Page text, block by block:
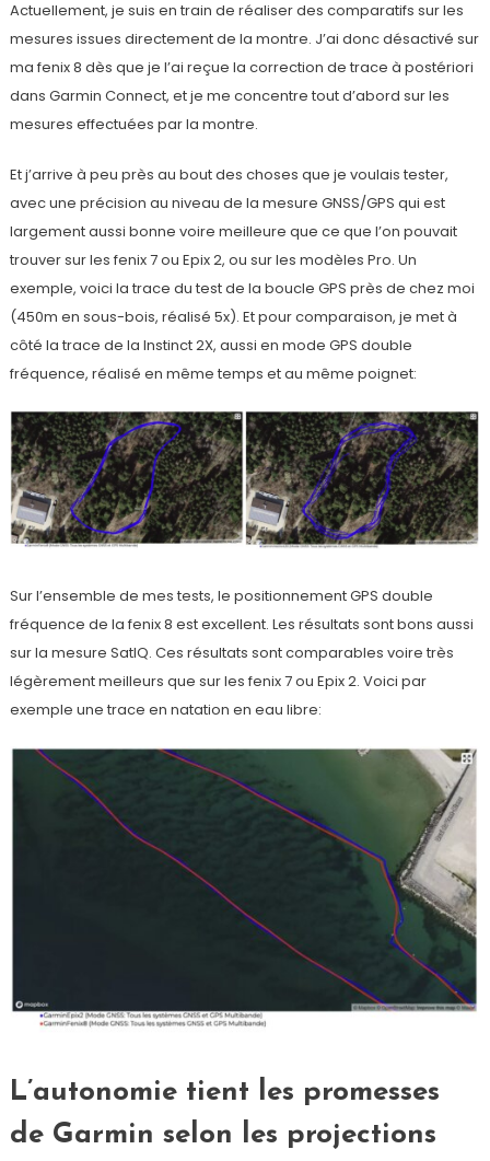
Actuellement, je suis en train de réaliser des comparatifs sur les
mesures issues directement de la montre. J’ai donc désactivé sur
ma fenix 8 dès que je l’ai reçue la correction de trace à postériori
dans Garmin Connect, et je me concentre tout d’abord sur les
mesures effectuées par la montre.
Et j’arrive à peu près au bout des choses que je voulais tester,
avec une précision au niveau de la mesure GNSS/GPS qui est
largement aussi bonne voire meilleure que ce que l’on pouvait
trouver sur les fenix 7 ou Epix 2, ou sur les modèles Pro. Un
exemple, voici la trace du test de la boucle GPS près de chez moi
(450m en sous-bois, réalisé 5x). Et pour comparaison, je met à
côté la trace de la Instinct 2X, aussi en mode GPS double
fréquence, réalisé en même temps et au même poignet:
Sur l’ensemble de mes tests, le positionnement GPS double
fréquence de la fenix 8 est excellent. Les résultats sont bons aussi
sur la mesure SatIQ. Ces résultats sont comparables voire très
légèrement meilleurs que sur les fenix 7 ou Epix 2. Voici par
exemple une trace en natation en eau libre:
L’autonomie tient les promesses
de Garmin selon les projections